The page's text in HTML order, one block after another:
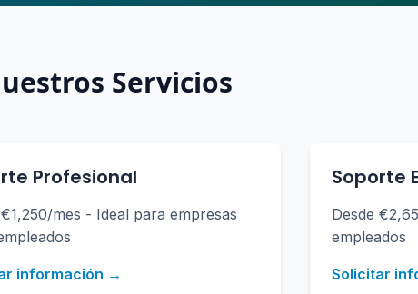
Servicios
Profesional
mes - Ideal para empresas
información →
Soporte
Desde
empleados
Solicitar